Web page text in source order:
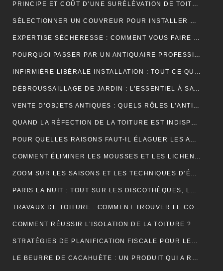
PRINCIPE ET COÛT D’UNE SURÉLÉVATION DE TOITURE
SÉLECTIONNER UN COUVREUR POUR INSTALLER ET ENTRETENIR VOTRE TOIT
EXPERTISE SÉCHERESSE : COMMENT VOUS FAIRE INDEMNISER PAR VOTRE ASSURANCE HABITATION ?
POURQUOI PASSER PAR UN ANTIQUAIRE PROFESSIONNEL ?
INFIRMIÈRE LIBÉRALE INSTALLATION : TOUT CE QUE VOUS DEVEZ SAVOIR
DÉBROUSSAILLAGE DE JARDIN : L’ESSENTIEL À SAVOIR SUR CETTE OPÉRATION
VENTE D’OBJETS ANTIQUES : QUELS RÔLES L’ANTIQUAIRE ASSURE-T-IL ?
QUAND LA RÉFECTION DE LA TOITURE EST INDISPENSABLE?
POUR QUELLES RAISONS FAUT-IL ÉLAGUER LES ARBUSTES ET LES ARBRES ?
COMMENT ÉLIMINER LES MOUSSES ET LES LICHENS ACCUMULÉS SUR LE TOIT ?
ZOOM SUR LES SAISONS ET LES TECHNIQUES D’ÉLAGAGE D’ARBRE
PARIS LA NUIT : TOUT SUR LES DISCOTHÈQUES, LES BARS ET LA VIE NOCTURNE
TRAVAUX DE TOITURE : COMMENT TROUVER LE COUVREUR IDÉAL?
COMMENT RÉUSSIR L’ISOLATION DE LA TOITURE ?
STRATÉGIES DE PLANIFICATION FISCALE POUR LES PETITES ET MOYENNES ENTREPRISES
LE BEURRE DE CACAHUÈTE : UN PRODUIT QUI A RÉSISTÉ À TOUTES LES GÉNÉRATIONS